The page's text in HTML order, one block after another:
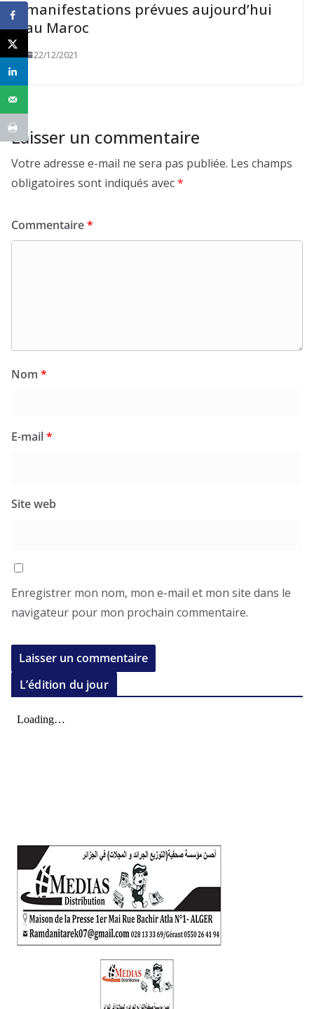
manifestations prévues aujourd’hui
au Maroc
22/12/2021
Laisser un commentaire
Votre adresse e-mail ne sera pas publiée. Les champs
obligatoires sont indiqués avec*
Commentaire*
Nom *
E-mail*
Site web
Enregistrer mon nom, mon e-mail et mon site dans le
navigateur pour mon prochain commentaire.
L’édition du jour